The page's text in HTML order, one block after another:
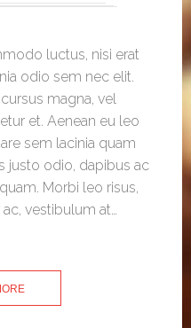
luctus, nisi erat
odio sem nec elit.
magna, vel
et. Aenean eu leo
sem lacinia quam
justo odio, dapibus ac
Morbi leo risus,
vestibulum at…